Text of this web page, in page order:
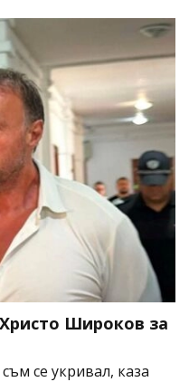
Широков за
се укривал, каза